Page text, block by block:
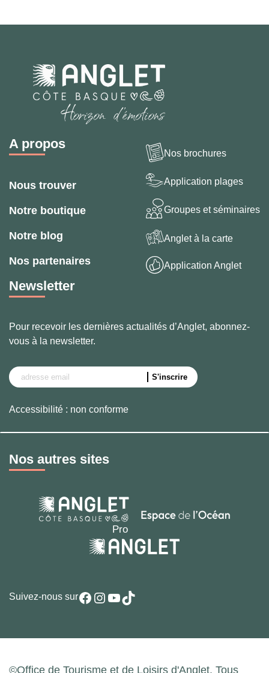
A propos
Nous trouver
Notre boutique
Notre blog
Nos partenaires
Nos brochures
Application plages
Groupes et séminaires
Anglet à la carte
Application Anglet
Newsletter
Pour recevoir les dernières actualités d’Anglet, abonnez-
vous à la newsletter.
Accessibilité : non conforme
Nos autres sites
Suivez-nous surFacebook
Instagram
YouTube
TikTok
©Office de Tourisme et de Loisirs d'Anglet. Tous